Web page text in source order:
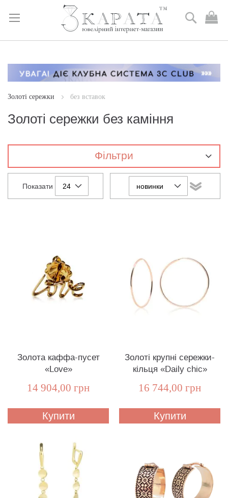
Skip
Content
Пошук
Золоті сережки без вставок
Золоті сережки без каміння
Показати
Золота каффа-пусет
«Love»
14 904,00 грн
Купити
Золоті крупні сережки-
кільця «Daily chic»
16 744,00 грн
Купити
Фільтри